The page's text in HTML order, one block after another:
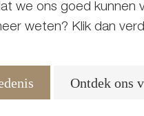
we ons goed kunnen
weten? Klik dan
Ontdek ons